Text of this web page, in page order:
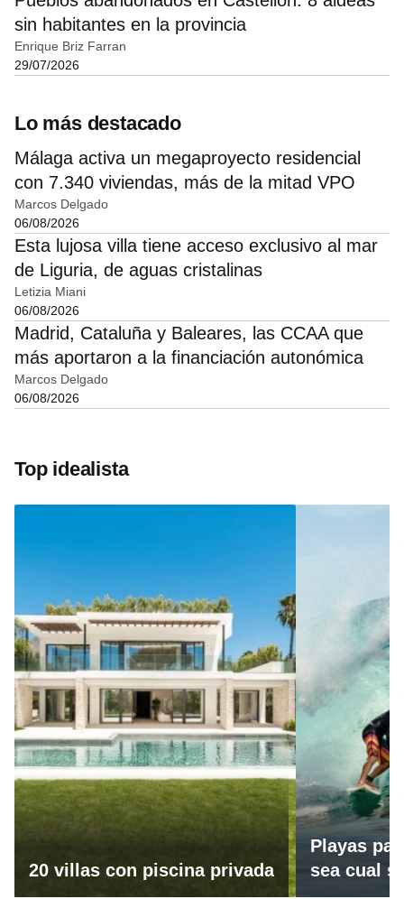
sin habitantes en la provincia
Enrique Briz Farran
29/07/2026
Lo más destacado
Málaga activa un megaproyecto residencial
con 7.340 viviendas, más de la mitad VPO
Marcos Delgado
06/08/2026
Esta lujosa villa tiene acceso exclusivo al mar
de Liguria, de aguas cristalinas
Letizia Miani
06/08/2026
Madrid, Cataluña y Baleares, las CCAA que
más aportaron a la financiación autonómica
Marcos Delgado
06/08/2026
Top idealista
20 villas con piscina privada
Playas
sea cual